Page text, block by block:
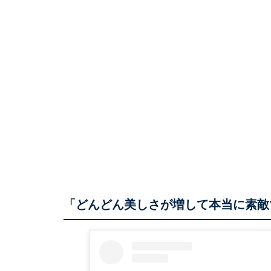
「どんどん美しさが増して本当に素